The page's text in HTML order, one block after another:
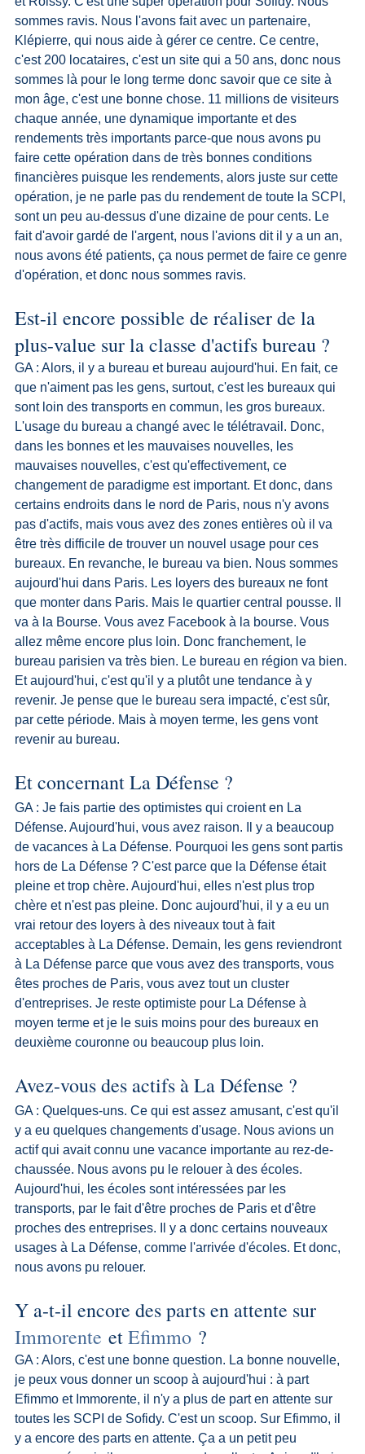
sommes ravis. Nous l'avons fait avec un partenaire,
Klépierre, qui nous aide à gérer ce centre. Ce centre,
c'est 200 locataires, c'est un site qui a 50 ans, donc nous
sommes là pour le long terme donc savoir que ce site à
mon âge, c'est une bonne chose. 11 millions de visiteurs
chaque année, une dynamique importante et des
rendements très importants parce-que nous avons pu
faire cette opération dans de très bonnes conditions
financières puisque les rendements, alors juste sur cette
opération, je ne parle pas du rendement de toute la SCPI,
sont un peu au-dessus d'une dizaine de pour cents. Le
fait d'avoir gardé de l'argent, nous l'avions dit il y a un an,
nous avons été patients, ça nous permet de faire ce genre
d'opération, et donc nous sommes ravis.
Est-il encore possible de réaliser de la
plus-value sur la classe d'actifs bureau ?
GA : Alors, il y a bureau et bureau aujourd'hui. En fait, ce
que n'aiment pas les gens, surtout, c'est les bureaux qui
sont loin des transports en commun, les gros bureaux.
L'usage du bureau a changé avec le télétravail. Donc,
dans les bonnes et les mauvaises nouvelles, les
mauvaises nouvelles, c'est qu'effectivement, ce
changement de paradigme est important. Et donc, dans
certains endroits dans le nord de Paris, nous n'y avons
pas d'actifs, mais vous avez des zones entières où il va
être très difficile de trouver un nouvel usage pour ces
bureaux. En revanche, le bureau va bien. Nous sommes
aujourd'hui dans Paris. Les loyers des bureaux ne font
que monter dans Paris. Mais le quartier central pousse. Il
va à la Bourse. Vous avez Facebook à la bourse. Vous
allez même encore plus loin. Donc franchement, le
bureau parisien va très bien. Le bureau en région va bien.
Et aujourd'hui, c'est qu'il y a plutôt une tendance à y
revenir. Je pense que le bureau sera impacté, c'est sûr,
par cette période. Mais à moyen terme, les gens vont
revenir au bureau.
Et concernant La Défense ?
GA : Je fais partie des optimistes qui croient en La
Défense. Aujourd'hui, vous avez raison. Il y a beaucoup
de vacances à La Défense. Pourquoi les gens sont partis
hors de La Défense ? C'est parce que la Défense était
pleine et trop chère. Aujourd'hui, elles n'est plus trop
chère et n'est pas pleine. Donc aujourd'hui, il y a eu un
vrai retour des loyers à des niveaux tout à fait
acceptables à La Défense. Demain, les gens reviendront
à La Défense parce que vous avez des transports, vous
êtes proches de Paris, vous avez tout un cluster
d'entreprises. Je reste optimiste pour La Défense à
moyen terme et je le suis moins pour des bureaux en
deuxième couronne ou beaucoup plus loin.
Avez-vous des actifs à La Défense ?
GA : Quelques-uns. Ce qui est assez amusant, c'est qu'il
y a eu quelques changements d'usage. Nous avions un
actif qui avait connu une vacance importante au rez-de-
chaussée. Nous avons pu le relouer à des écoles.
Aujourd'hui, les écoles sont intéressées par les
transports, par le fait d'être proches de Paris et d'être
proches des entreprises. Il y a donc certains nouveaux
usages à La Défense, comme l'arrivée d'écoles. Et donc,
nous avons pu relouer.
Y a-t-il encore des parts en attente sur
Immorente et Efimmo ?
GA : Alors, c'est une bonne question. La bonne nouvelle,
je peux vous donner un scoop à aujourd'hui : à part
Efimmo et Immorente, il n'y a plus de part en attente sur
toutes les SCPI de Sofidy. C'est un scoop. Sur Efimmo, il
y a encore des parts en attente. Ça a un petit peu